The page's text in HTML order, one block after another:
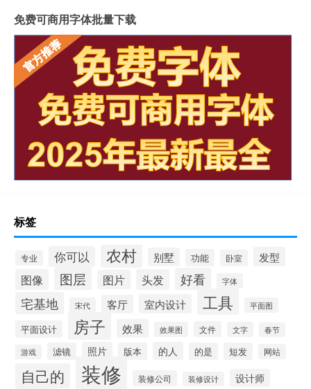
免费可商用字体批量下载
标签
专业 你可以 农村 别墅 功能 卧室 发型
图像 图层 图片 头发 好看 字体
宅基地 宋代 客厅 室内设计 工具 平面图
平面设计 房子 效果 效果图 文件 文字 春节
游戏 滤镜 照片 版本 的人 的是 短发 网站
自己的 装修 装修公司 装修设计 设计师